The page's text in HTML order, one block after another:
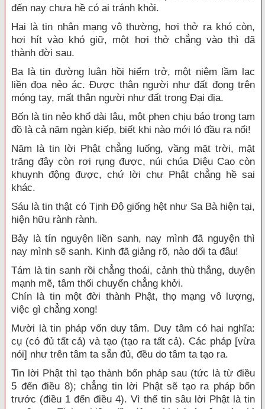
đến nay chưa hề có ai tránh khỏi.
Hai là tin nhân mạng vô thường, hơi thở ra khó còn,
hơi hít vào khó giữ, một hơi thở chẳng vào thì đã
thành đời sau.
Ba là tin đường luân hồi hiểm trở, một niệm lầm lạc
liền đọa nẻo ác. Ðược thân người như đất đọng trên
móng tay, mất thân người như đất trong Đại địa.
Bốn là tin nẻo khổ dài lâu, một phen chịu báo trong tam
đồ là cả năm ngàn kiếp, biết khi nào mới ló đầu ra nổi!
Năm là tin lời Phật chẳng luống, vầng mặt trời, mặt
trăng đây còn rơi rụng được, núi chúa Diệu Cao còn
khuynh động được, chứ lời chư Phật chẳng hề sai
khác.
Sáu là tin thật có Tịnh Ðộ giống hệt như Sa Bà hiện tại,
hiện hữu rành rành.
Bảy là tín nguyện liền sanh, nay mình đã nguyện thì
nay mình sẽ sanh. Kinh đã giảng rõ, nào dối ta đâu!
Tám là tin sanh rồi chẳng thoái, cảnh thù thắng, duyên
mạnh mẽ, tâm thối chuyển chẳng khởi.
Chín là tin một đời thành Phật, thọ mạng vô lượng,
việc gì chẳng xong!
Mười là tin pháp vốn duy tâm. Duy tâm có hai nghĩa:
cụ (có đủ tất cả) và tạo (tạo ra tất cả). Các pháp [vừa
nói] như trên tâm ta sẵn đủ, đều do tâm ta tạo ra.
Tin lời Phật thì tạo thành bốn pháp sau (tức là từ điều
5 đến điều 8); chẳng tin lời Phật sẽ tạo ra pháp bốn
trước (điều 1 đến điều 4). Vì thế tin sâu lời Phật là tin